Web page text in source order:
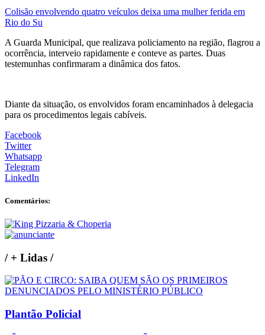
Colisão envolvendo quatro veículos deixa uma mulher ferida em
Rio do Su
A Guarda Municipal, que realizava policiamento na região, flagrou a
ocorrência, interveio rapidamente e conteve as partes. Duas
testemunhas confirmaram a dinâmica dos fatos.
Diante da situação, os envolvidos foram encaminhados à delegacia
para os procedimentos legais cabíveis.
Facebook
Twitter
Whatsapp
Telegram
LinkedIn
Comentários:
/+ Lidas /
Plantão Policial